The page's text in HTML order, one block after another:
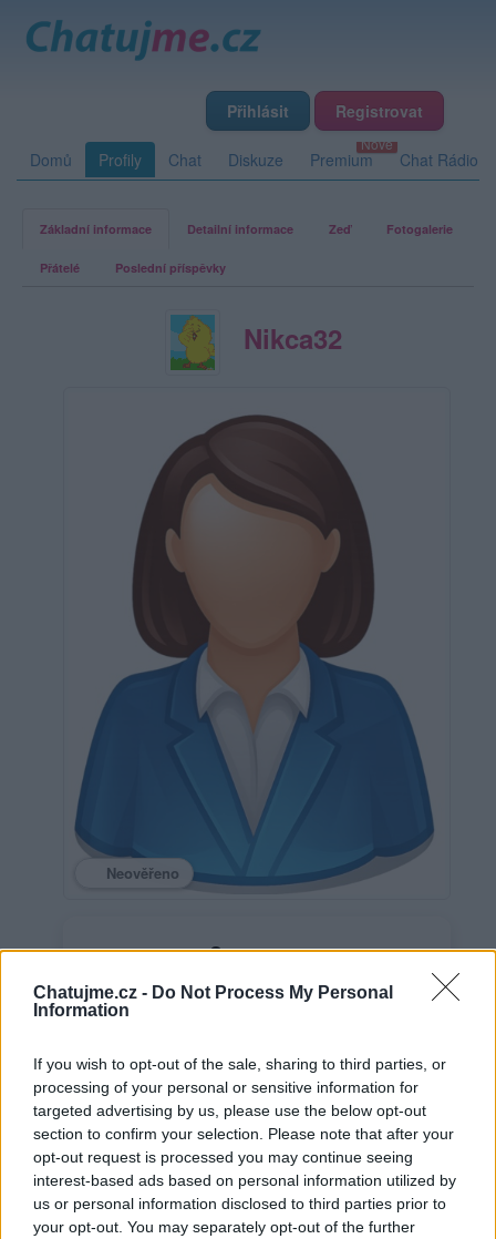
Chatujme.cz - Do Not Process My Personal
Information
If you wish to opt-out of the sale, sharing to third parties, or
processing of your personal or sensitive information for
targeted advertising by us, please use the below opt-out
section to confirm your selection. Please note that after your
opt-out request is processed you may continue seeing
interest-based ads based on personal information utilized by
us or personal information disclosed to third parties prior to
your opt-out. You may separately opt-out of the further
Přihlásit Registrovat
Domů Profily Chat Diskuze Premium Chat Rádio
Základní informace Detailní informace Zeď Fotogalerie
Přátelé Poslední příspěvky
Nikca32
Neověřeno
0 uživatelům se líbí
Věk: 37
Okres: Znojmo
Země:
Kontakt
Napsat uživateli vzkaz